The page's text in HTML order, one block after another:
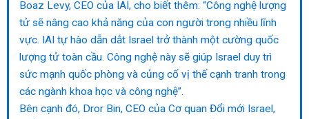
Boaz Levy, CEO của IAI, cho biết thêm: “Công nghệ lượng
tử sẽ nâng cao khả năng của con người trong nhiều lĩnh
vực. IAI tự hào dẫn dắt Israel trở thành một cường quốc
lượng tử toàn cầu. Công nghệ này sẽ giúp Israel duy trì
sức mạnh quốc phòng và củng cố vị thế cạnh tranh trong
các ngành khoa học và công nghệ”.
Bên cạnh đó, Dror Bin, CEO của Cơ quan Đổi mới Israel,